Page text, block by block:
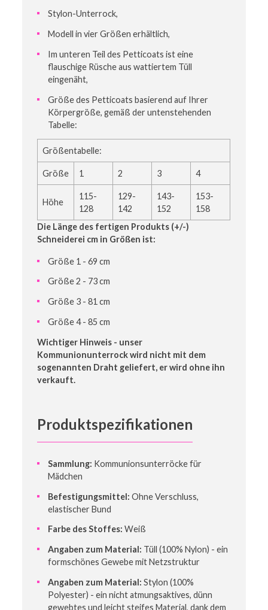
Stylon-Unterrock,
Modell in vier Größen erhältlich,
Im unteren Teil des Petticoats ist eine
flauschige Rüsche aus wattiertem Tüll
eingenäht,
Größe des Petticoats basierend auf Ihrer
Körpergröße, gemäß der untenstehenden
Tabelle:
Größentabelle:
Größe 1 2 3 4
Höhe
115-
128
129-
142
143-
152
153-
158
Die Länge des fertigen Produkts (+/-)
Schneiderei cm in Größen ist:
Größe 1 - 69 cm
Größe 2 - 73 cm
Größe 3 - 81 cm
Größe 4 - 85 cm
Wichtiger Hinweis - unser
Kommunionunterrock wird nicht mit dem
sogenannten Draht geliefert, er wird ohne ihn
verkauft.
Produktspezifikationen
Sammlung: Kommunionsunterröcke für
Mädchen
Befestigungsmittel: Ohne Verschluss,
elastischer Bund
Farbe des Stoffes: Weiß
Angaben zum Material: Tüll (100% Nylon) - ein
formschönes Gewebe mit Netzstruktur
Angaben zum Material: Stylon (100%
Polyester) - ein nicht atmungsaktives, dünn
gewebtes und leicht steifes Material, dank dem